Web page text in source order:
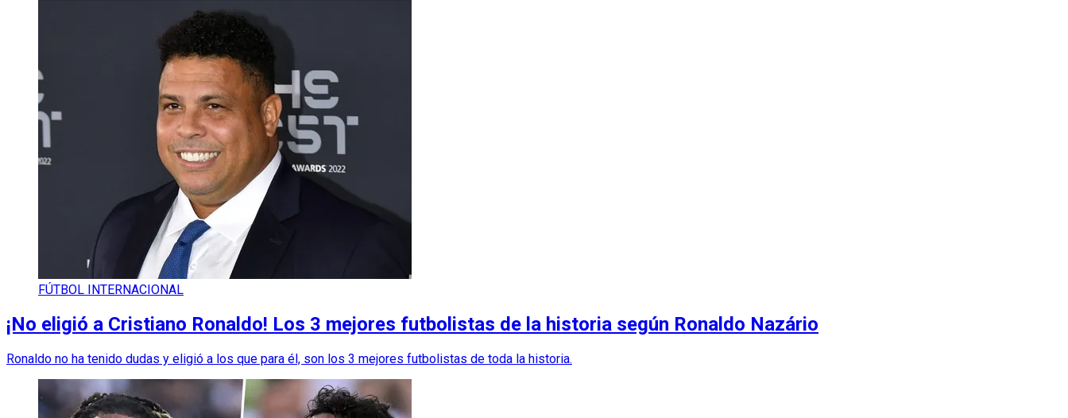
FÚTBOL INTERNACIONAL
¡No eligió a Cristiano Ronaldo! Los 3 mejores futbolistas de la historia según Ronaldo Nazário
Ronaldo no ha tenido dudas y eligió a los que para él, son los 3 mejores futbolistas de toda la historia.